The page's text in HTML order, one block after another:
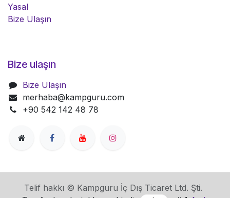
Yasal
Bize Ulaşın
Bize ulaşın
Bize Ulaşın
merhaba@kampguru.com
+90 542 142 48 78
Telif hakkı © Kampguru İç Dış Ticaret Ltd. Şti.